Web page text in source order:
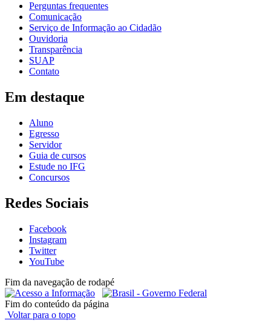
Perguntas frequentes
Comunicação
Serviço de Informação ao Cidadão
Ouvidoria
Transparência
SUAP
Contato
Em destaque
Aluno
Egresso
Servidor
Guia de cursos
Estude no IFG
Concursos
Redes Sociais
Facebook
Instagram
Twitter
YouTube
Fim da navegação de rodapé
Fim do conteúdo da página
Voltar para o topo